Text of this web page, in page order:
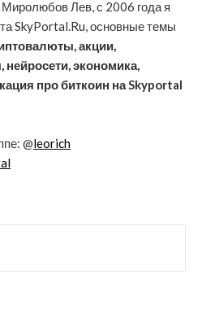
Миролюбов Лев, с 2006 года я
SkyPortal.Ru, основные темы
акции,
экономика,
про биткоин на Skyportal
@leorich